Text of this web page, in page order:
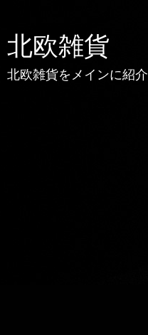
北欧雑貨
北欧雑貨をメインに紹介